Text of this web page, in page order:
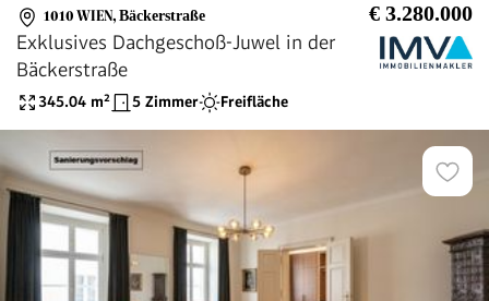
1010 WIEN, Bäckerstraße € 3.280.000
Exklusives Dachgeschoß-Juwel in der
Bäckerstraße
345.04 m² 5 Zimmer Freifläche